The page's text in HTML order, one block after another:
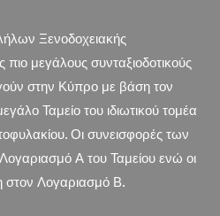
Ξενοδοχειακής
πιο μεγάλους συνταξιοδοτικούς
στην Κύπρο με βάση τον
Ταμείο του ιδιωτικού τομέα
Οι συνεισφορές των
Α του Ταμείου ενώ οι
στον Λογαριασμό Β.